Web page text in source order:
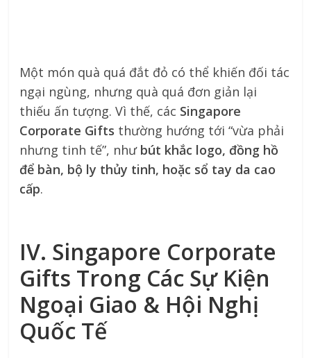
Một món quà quá đắt đỏ có thể khiến đối tác
ngại ngùng, nhưng quà quá đơn giản lại
thiếu ấn tượng. Vì thế, các Singapore
Corporate Gifts thường hướng tới “vừa phải
nhưng tinh tế”, như bút khắc logo, đồng hồ
để bàn, bộ ly thủy tinh, hoặc sổ tay da cao
cấp.
IV. Singapore Corporate
Gifts Trong Các Sự Kiện
Ngoại Giao & Hội Nghị
Quốc Tế